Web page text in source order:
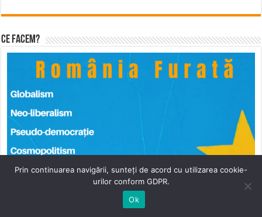
Ce facem?
Prin continuarea navigării, sunteți de acord cu utilizarea cookie-
urilor conform GDPR.
Ok